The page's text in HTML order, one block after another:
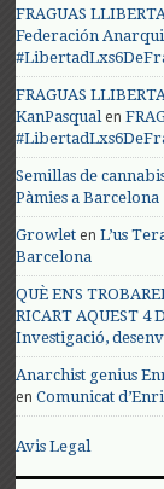
FRAGUAS
Federación
FRAGUAS
KanPasqualen
Semillas de
Pàmies a Barcelona
Growlet enL’us
Barcelona
QUÈ ENS
RICART AQUEST 4
Investigació,
Anarchist genius
enComunicat
Avis Legal